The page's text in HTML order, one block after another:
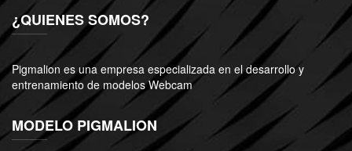
¿QUIENES SOMOS?
Pigmalion es una empresa especializada en el desarrollo y
entrenamiento de modelos Webcam
MODELO PIGMALION